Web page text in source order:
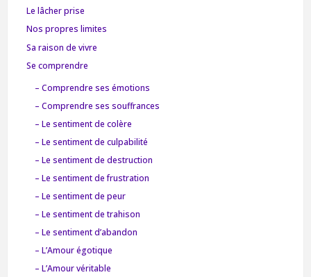
Le lâcher prise
Nos propres limites
Sa raison de vivre
Se comprendre
– Comprendre ses émotions
– Comprendre ses souffrances
– Le sentiment de colère
– Le sentiment de culpabilité
– Le sentiment de destruction
– Le sentiment de frustration
– Le sentiment de peur
– Le sentiment de trahison
– Le sentiment d’abandon
– L’Amour égotique
– L’Amour véritable